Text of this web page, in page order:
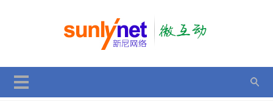
2017双11，双12，持续优惠中，错过再等一年
一个年轻程序员的故事